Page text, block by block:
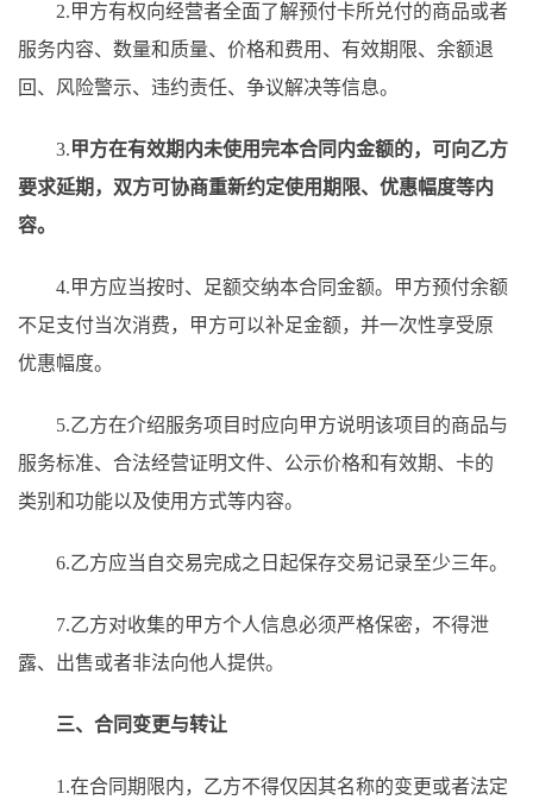
2.甲方有权向经营者全面了解预付卡所兑付的商品或者
服务内容、数量和质量、价格和费用、有效期限、余额退
回、风险警示、违约责任、争议解决等信息。
3.甲方在有效期内未使用完本合同内金额的，可向乙方
要求延期，双方可协商重新约定使用期限、优惠幅度等内
容。
4.甲方应当按时、足额交纳本合同金额。甲方预付余额
不足支付当次消费，甲方可以补足金额，并一次性享受原
优惠幅度。
5.乙方在介绍服务项目时应向甲方说明该项目的商品与
服务标准、合法经营证明文件、公示价格和有效期、卡的
类别和功能以及使用方式等内容。
6.乙方应当自交易完成之日起保存交易记录至少三年。
7.乙方对收集的甲方个人信息必须严格保密，不得泄
露、出售或者非法向他人提供。
三、 合同变更与转让
1.在合同期限内，乙方不得仅因其名称的变更或者法定